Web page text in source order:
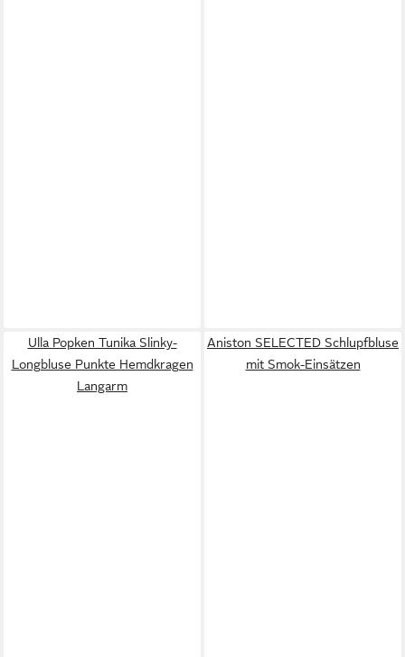
Ulla Popken Tunika Slinky-
Longbluse Punkte Hemdkragen
Langarm
Aniston SELECTED Schlupfbluse
mit Smok-Einsätzen